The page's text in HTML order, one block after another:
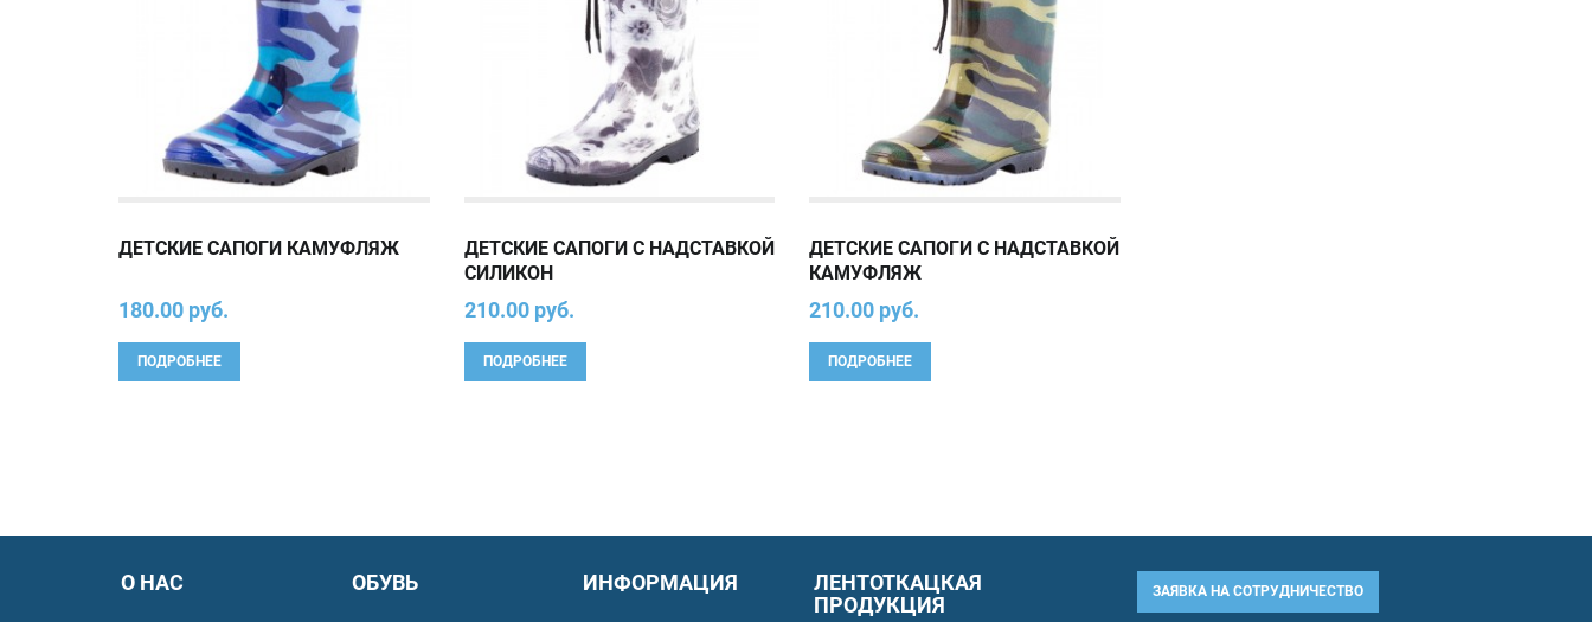
ДЕТСКИЕ САПОГИ КАМУФЛЯЖ
180.00 руб.
ПОДРОБНЕЕ
ДЕТСКИЕ САПОГИ С НАДСТАВКОЙ
СИЛИКОН
210.00 руб.
ПОДРОБНЕЕ
ДЕТСКИЕ САПОГИ С НАДСТАВКОЙ
КАМУФЛЯЖ
210.00 руб.
ПОДРОБНЕЕ
О НАС ОБУВЬ ИНФОРМАЦИЯ
ЛЕНТОТКАЦКАЯ
ПРОДУКЦИЯ
ЗАЯВКА НА СОТРУДНИЧЕСТВО